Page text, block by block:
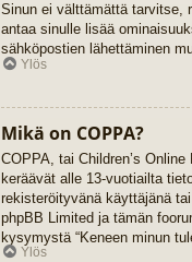
Sinun ei välttämättä tarvitse,
antaa sinulle lisää
sähköpostien lähettäminen
Ylös
Mikä on COPPA?
COPPA, tai Children’s
keräävät alle 13-vuotiailta
rekisteröityvänä käyttäjänä
phpBB Limited ja tämän
kysymystä “Keneen minun
Ylös